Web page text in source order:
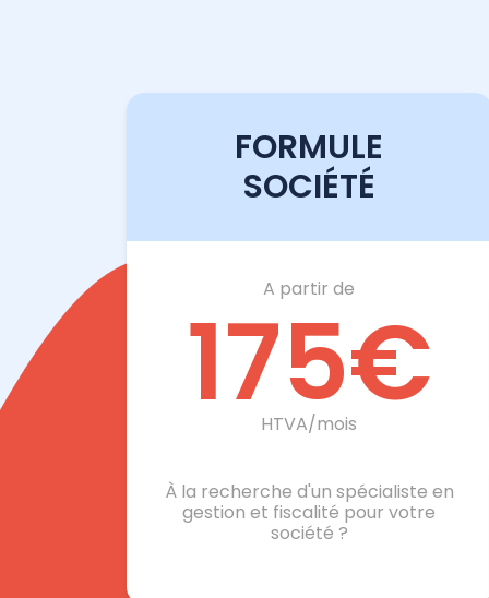
FORMULE
SOCIÉTÉ
A partir de
175€
HTVA/mois
À la recherche d'un spécialiste en
gestion et fiscalité pour votre
société ?